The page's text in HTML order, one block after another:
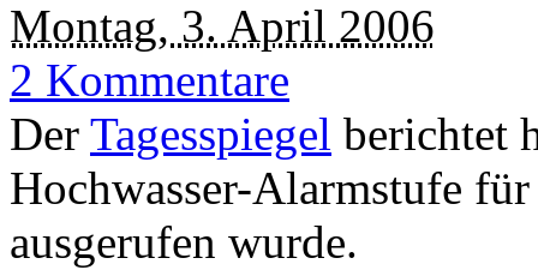
Montag, 3. April 2006
2 Kommentare
Der Tagesspiegel berichtet
Hochwasser-Alarmstufe
ausgerufen wurde.